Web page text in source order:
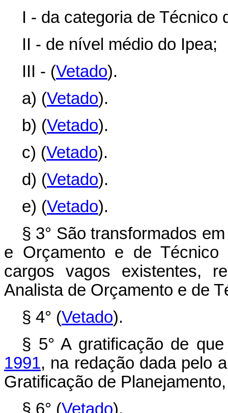
I - da categoria de Técnico
II - de nível médio do Ipea;
III - (Vetado).
a) (Vetado).
b) (Vetado).
c) (Vetado).
d) (Vetado).
e) (Vetado).
§ 3° São transformados
e Orçamento e de Técnico
cargos vagos existentes,
Analista de Orçamento e de
§ 4° (Vetado).
§ 5° A gratificação de
1991, na redação dada pelo
Gratificação de
§ 6° (Vetado).